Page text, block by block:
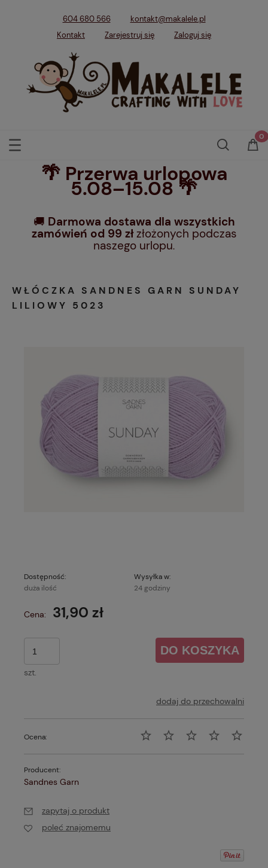
604 680 566
kontakt@makalele.pl
Kontakt
Zarejestruj się Zaloguj się
🌴 Przerwa urlopowa
5.08–15.08 🌴
🚚 Darmowa dostawa dla wszystkich
zamówień od 99 złzłożonych podczas
naszego urlopu.
WŁÓCZKA SANDNES GARN SUNDAY
LILIOWY 5023
Dostępność:
duża ilość
Wysyłka w:
24 godziny
Cena: 31,90 zł
szt.
DO KOSZYKA
dodaj do przechowalni
Ocena:
Producent:
Sandnes Garn
zapytaj o produkt
poleć znajomemu